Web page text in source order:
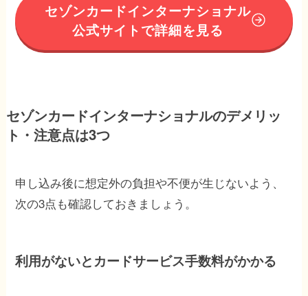
セゾンカードインターナショナル
公式サイトで詳細を見る
セゾンカードインターナショナルのデメリッ
ト・注意点は3つ
申し込み後に想定外の負担や不便が生じないよう、
次の3点も確認しておきましょう。
利用がないとカードサービス手数料がかかる